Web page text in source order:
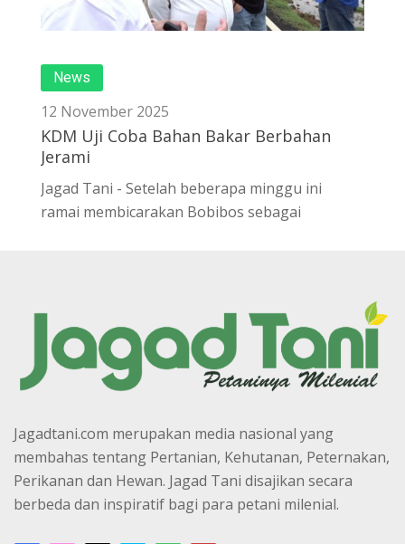
News
12 November 2025
KDM Uji Coba Bahan Bakar Berbahan
Jerami
Jagad Tani - Setelah beberapa minggu ini
ramai membicarakan Bobibos sebagai
Jagadtani.com merupakan media nasional yang
membahas tentang Pertanian, Kehutanan, Peternakan,
Perikanan dan Hewan. Jagad Tani disajikan secara
berbeda dan inspiratif bagi para petani milenial.